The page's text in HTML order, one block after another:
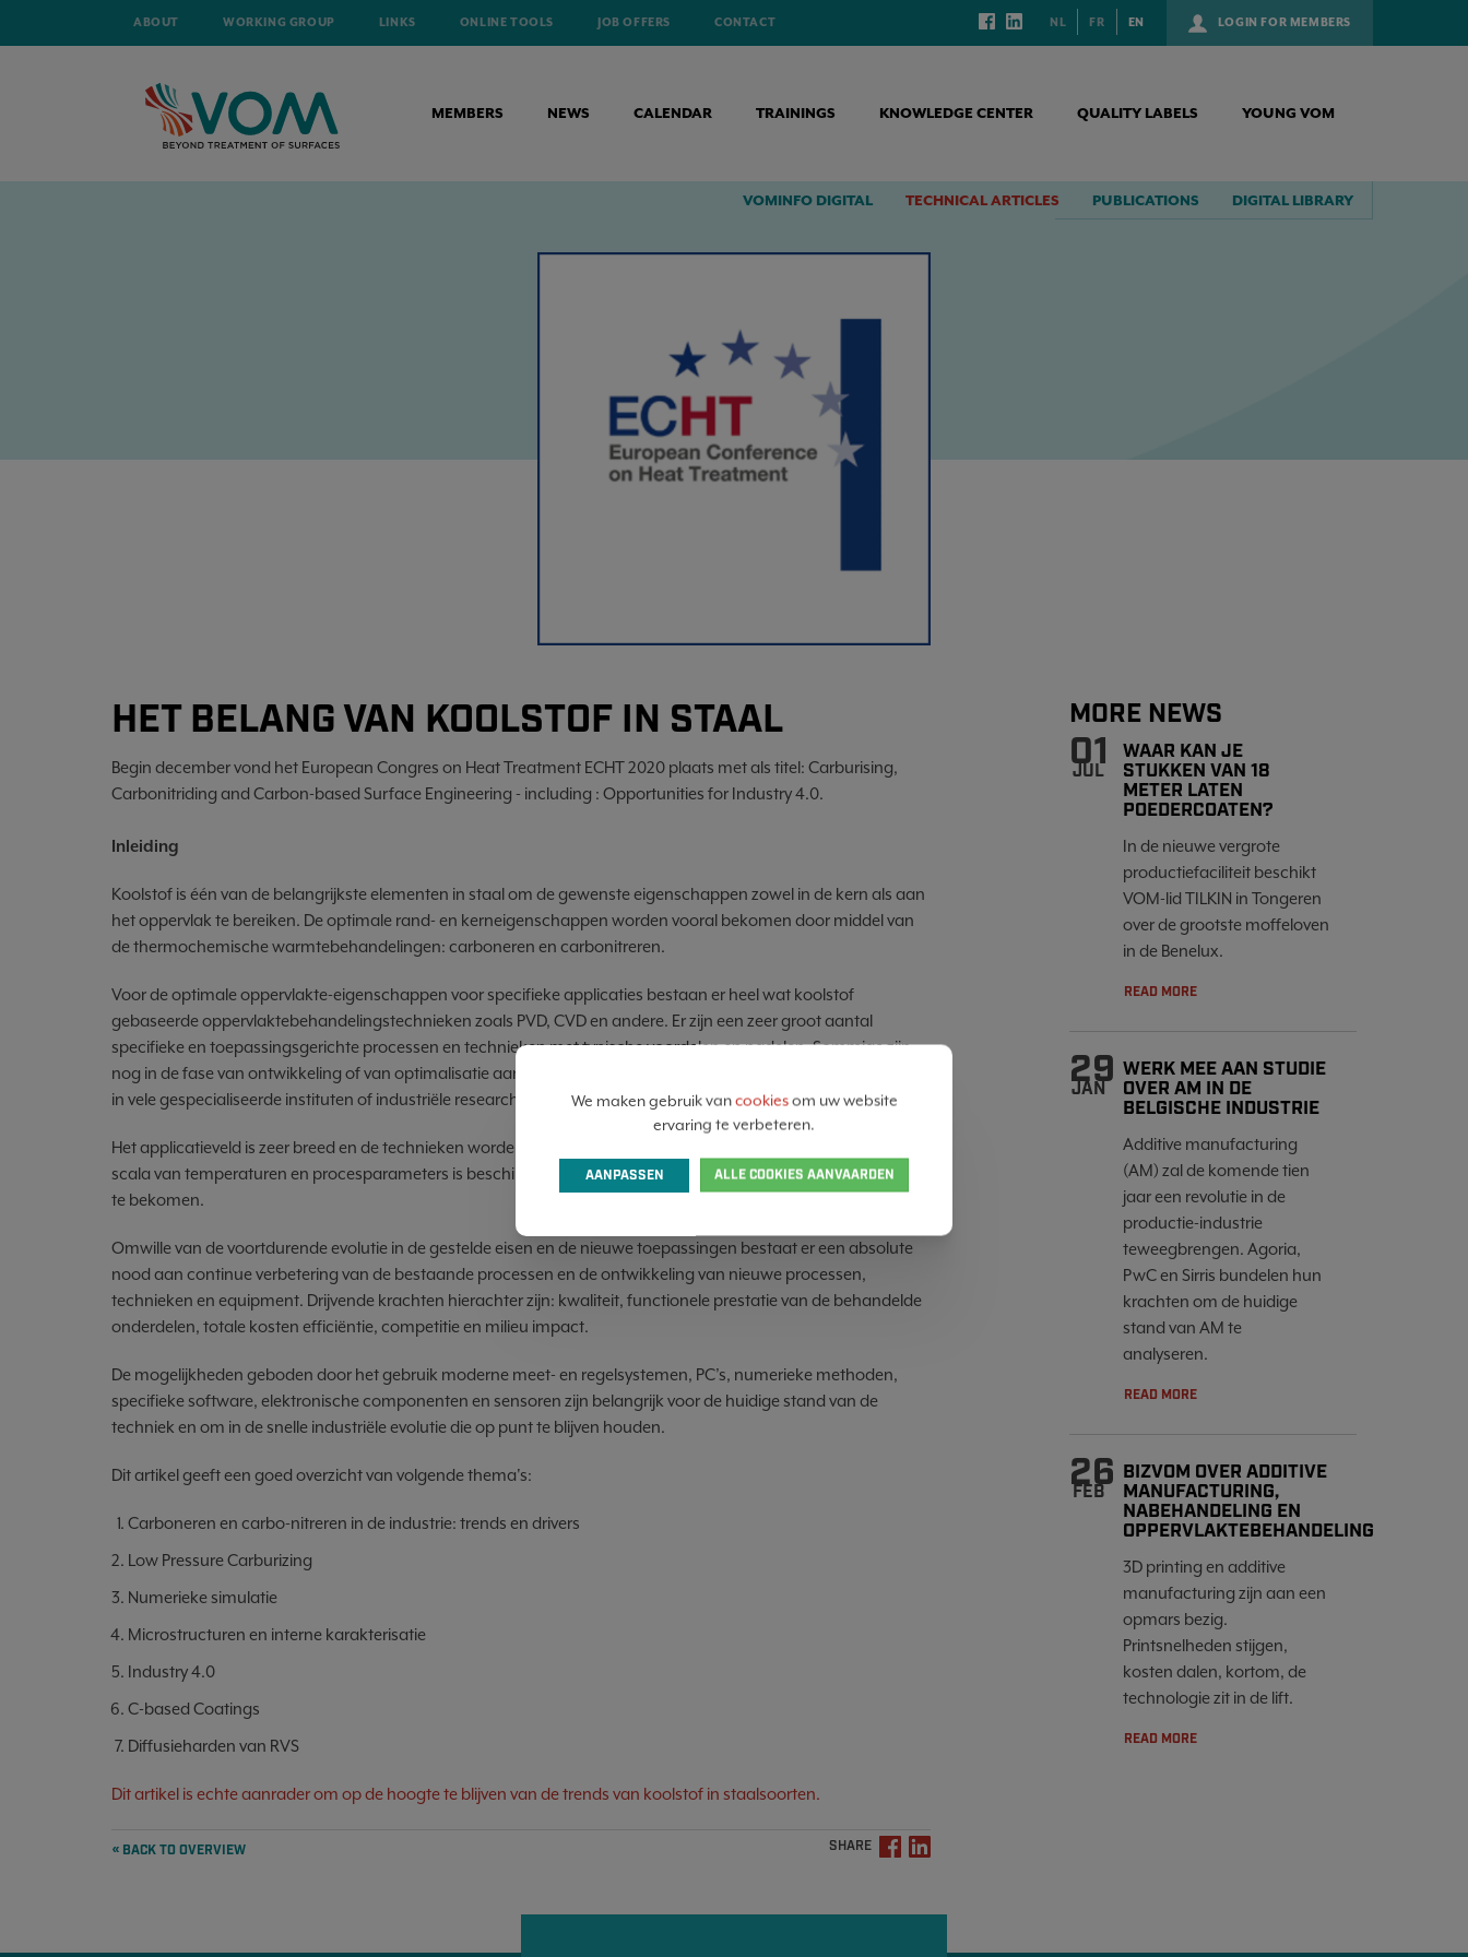
ABOUT WORKING GROUP LINKS ONLINE TOOLS JOB OFFERS CONTACT LOGIN FOR MEMBERS
NL FR EN
MEMBERS NEWS CALENDAR TRAININGS KNOWLEDGE CENTER QUALITY LABELS YOUNG VOM
VOMINFO DIGITAL TECHNICAL ARTICLES PUBLICATIONS DIGITAL LIBRARY
TECHNICAL ARTICLES HET BELANG VAN KOOLSTOF IN STAAL
HET BELANG VAN KOOLSTOF IN STAAL
Begin december vond het European Congres on Heat Treatment ECHT 2020 plaats met als titel: Carburising,
Carbonitriding and Carbon-based Surface Engineering - including : Opportunities for Industry 4.0.
Inleiding
Koolstof is één van de belangrijkste elementen in staal om de gewenste eigenschappen zowel in de kern als aan
het oppervlak te bereiken. De optimale rand- en kerneigenschappen worden vooral bekomen door middel van
de thermochemische warmtebehandelingen: carboneren en carbonitreren.
Voor de optimale oppervlakte-eigenschappen voor specifieke applicaties bestaan er heel wat koolstof
gebaseerde oppervlaktebehandelingstechnieken zoals PVD, CVD en andere. Er zijn een zeer groot aantal
specifieke en toepassingsgerichte processen en technieken met typische voordelen en nadelen. Sommige zijn
nog in de fase van ontwikkeling of van optimalisatie aangedreven vanuit de nieuwe wetenschappelijke inzichten
in vele gespecialiseerde instituten of industriële research afdelingen.
Het applicatieveld is zeer breed en de technieken worden in vrijwel alle industriële sectoren gebruikt. Een breed
scala van temperaturen en procesparameters is beschikbaar om voor elke applicatie de beste eigenschappen
te bekomen.
Omwille van de voortdurende evolutie in de gestelde eisen en de nieuwe toepassingen bestaat er een absolute
nood aan continue verbetering van de bestaande processen en de ontwikkeling van nieuwe processen,
technieken en equipment. Drijvende krachten hierachter zijn: kwaliteit, functionele prestatie van de behandelde
onderdelen, totale kosten efficiëntie, competitie en milieu impact.
De mogelijkheden geboden door het gebruik moderne meet- en regelsystemen, PC’s, numerieke methoden,
specifieke software, elektronische componenten en sensoren zijn belangrijk voor de huidige stand van de
techniek en om in de snelle industriële evolutie die op punt te blijven houden.
Dit artikel geeft een goed overzicht van volgende thema's:
Carboneren en carbo-nitreren in de industrie: trends en drivers
Low Pressure Carburizing
Numerieke simulatie
Microstructuren en interne karakterisatie
Industry 4.0
C-based Coatings
Diffusieharden van RVS
Dit artikel is echte aanrader om op de hoogte te blijven van de trends van koolstof in staalsoorten.
« BACK TO OVERVIEW SHARE
MORE NEWS
01
JUL
WAAR KAN JE
STUKKEN VAN 18
METER LATEN
POEDERCOATEN?
In de nieuwe vergrote
productiefaciliteit beschikt
VOM-lid TILKIN in Tongeren
over de grootste moffeloven
in de Benelux.
READ MORE
29
JAN
WERK MEE AAN STUDIE
OVER AM IN DE
BELGISCHE INDUSTRIE
Additive manufacturing
(AM) zal de komende tien
jaar een revolutie in de
productie-industrie
teweegbrengen. Agoria,
PwC en Sirris bundelen hun
krachten om de huidige
stand van AM te
analyseren.
READ MORE
26
FEB
BIZVOM OVER ADDITIVE
MANUFACTURING,
NABEHANDELING EN
OPPERVLAKTEBEHANDELING
3D printing en additive
manufacturing zijn aan een
opmars bezig.
Printsnelheden stijgen,
kosten dalen, kortom, de
technologie zit in de lift.
READ MORE
We maken gebruik vancookiesom uw website
ervaring te verbeteren.
AANPASSEN ALLE COOKIES AANVAARDEN